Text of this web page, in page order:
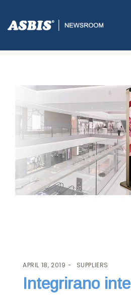
ASBIS.BA>SUPPLIERS> INTEGRIRANO
APRIL 18, 2019 SUPPLIERS
Integrirano